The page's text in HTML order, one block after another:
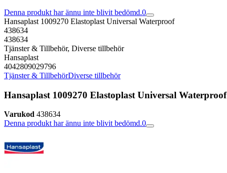
Denna produkt har ännu inte blivit bedömd.0
Hansaplast 1009270 Elastoplast Universal Waterproof
438634
438634
Tjänster & Tillbehör, Diverse tillbehör
Hansaplast
4042809029796
Tjänster & TillbehörDiverse tillbehör
Hansaplast 1009270 Elastoplast Universal Waterproof
Varukod 438634
Denna produkt har ännu inte blivit bedömd.0